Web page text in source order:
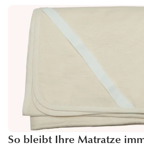
So bleibt Ihre Matratze